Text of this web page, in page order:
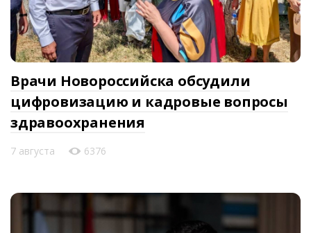
Врачи Новороссийска обсудили
цифровизацию и кадровые вопросы
здравоохранения
7 августа 6376